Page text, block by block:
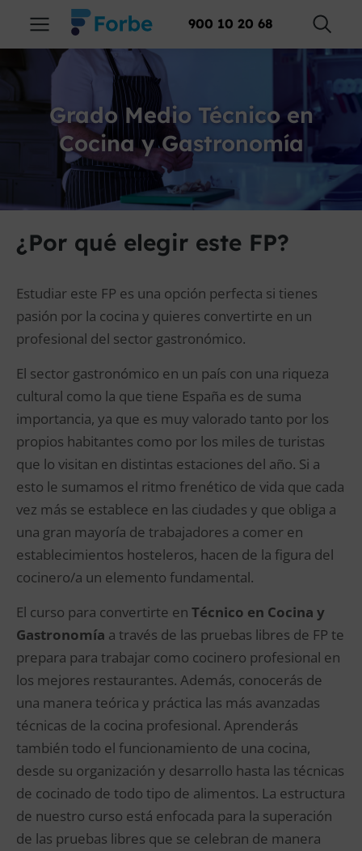
900 10 20 68
Grado Medio Técnico en
Cocina y Gastronomía
¿Por qué elegir este FP?
Estudiar este FP es una opción perfecta si tienes
pasión por la cocina y quieres convertirte en un
profesional del sector gastronómico.
El sector gastronómico en un país con una riqueza
cultural como la que tiene España es de suma
importancia, ya que es muy valorado tanto por los
propios habitantes como por los miles de turistas
que lo visitan en distintas estaciones del año. Si a
esto le sumamos el ritmo frenético de vida que cada
vez más se establece en las ciudades y que obliga a
una gran mayoría de trabajadores a comer en
establecimientos hosteleros, hacen de la figura del
cocinero/a un elemento fundamental.
El curso para convertirte en Técnico en Cocina y
Gastronomía a través de las pruebas libres de FP te
prepara para trabajar como cocinero profesional en
los mejores restaurantes. Además, conocerás de
una manera teórica y práctica las más avanzadas
técnicas de la cocina profesional. Aprenderás
también todo el funcionamiento de una cocina,
desde su organización y desarrollo hasta las técnicas
de cocinado de todo tipo de alimentos. La estructura
de nuestro curso está enfocada para la superación
de las pruebas libres que se celebran de manera